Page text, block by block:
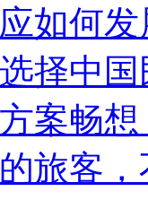
如何
择中国
案畅
旅客